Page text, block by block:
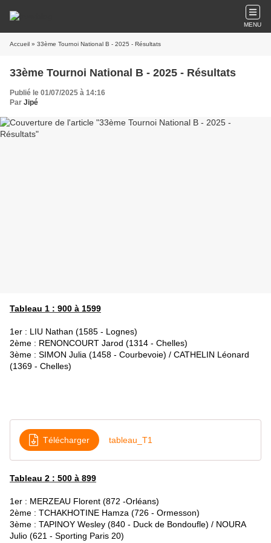
MENU
Accueil » 33ème Tournoi National B - 2025 - Résultats
33ème Tournoi National B - 2025 - Résultats
Publié le 01/07/2025 à 14:16
Par Jipé
Tableau 1 : 900 à 1599
1er : LIU Nathan (1585 - Lognes)
2ème : RENONCOURT Jarod (1314 - Chelles)
3ème : SIMON Julia (1458 - Courbevoie) / CATHELIN Léonard
(1369 - Chelles)
Télécharger tableau_T1
Tableau 2 : 500 à 899
1er : MERZEAU Florent (872 -Orléans)
2ème : TCHAKHOTINE Hamza (726 - Ormesson)
3ème : TAPINOY Wesley (840 - Duck de Bondoufle) / NOURA
Julio (621 - Sporting Paris 20)